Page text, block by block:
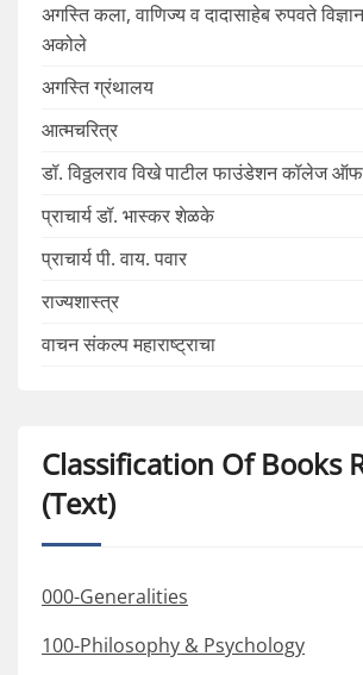
अगस्ति कला, वाणिज्य व दादासाहेब रुपवते विज्ञान
अकोले
अगस्ति ग्रंथालय
आत्मचरित्र
डॉ. विठ्ठलराव विखे पाटील फाउंडेशन कॉलेज ऑफ
प्राचार्य डॉ. भास्कर शेळके
प्राचार्य पी. वाय. पवार
राज्यशास्त्र
वाचन संकल्प महाराष्ट्राचा
Classification Of Books
(Text)
000-Generalities
100-Philosophy & Psychology